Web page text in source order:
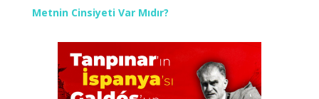
Metnin Cinsiyeti Var Mıdır?